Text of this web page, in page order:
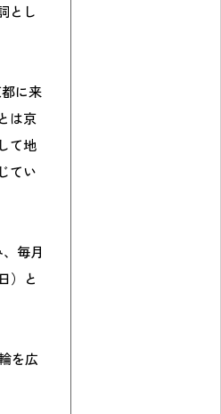
とし
に来
は京
て地
てい
毎月
）と
を広